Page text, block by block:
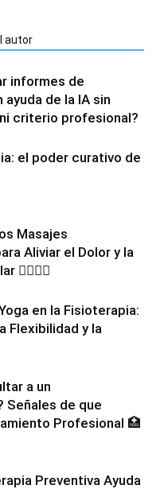
autor
informes de
de la IA sin
criterio profesional?
el poder curativo de
Masajes
Aliviar el Dolor y la
💆‍♂️💆‍♀️
en la Fisioterapia:
Flexibilidad y la
a un
Señales de que
Profesional 🏥
Preventiva Ayuda